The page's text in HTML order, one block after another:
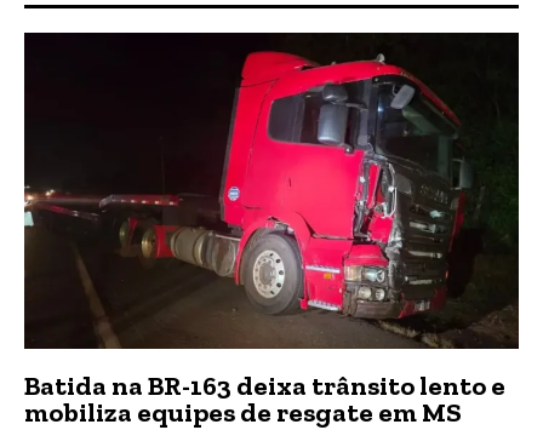
Batida na BR-163 deixa trânsito lento e
mobiliza equipes de resgate em MS